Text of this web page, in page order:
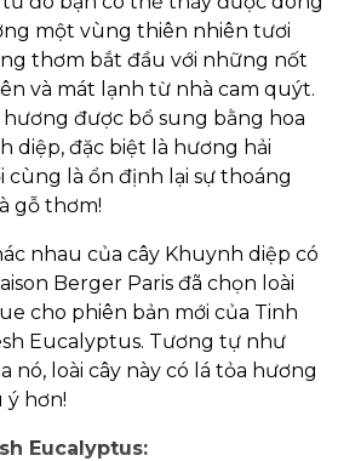
một vùng thiên nhiên tươi
thơm bắt đầu với những nốt
và mát lạnh từ nhà cam quýt.
được bổ sung bằng hoa
diệp, đặc biệt là hương hải
cùng là ổn định lại sự thoáng
gỗ thơm!
nhau của cây Khuynh diệp có
Berger Paris đã chọn loài
cho phiên bản mới của Tinh
Eucalyptus. Tương tự như
nó, loài cây này có lá tỏa hương
ý hơn!
Eucalyptus: